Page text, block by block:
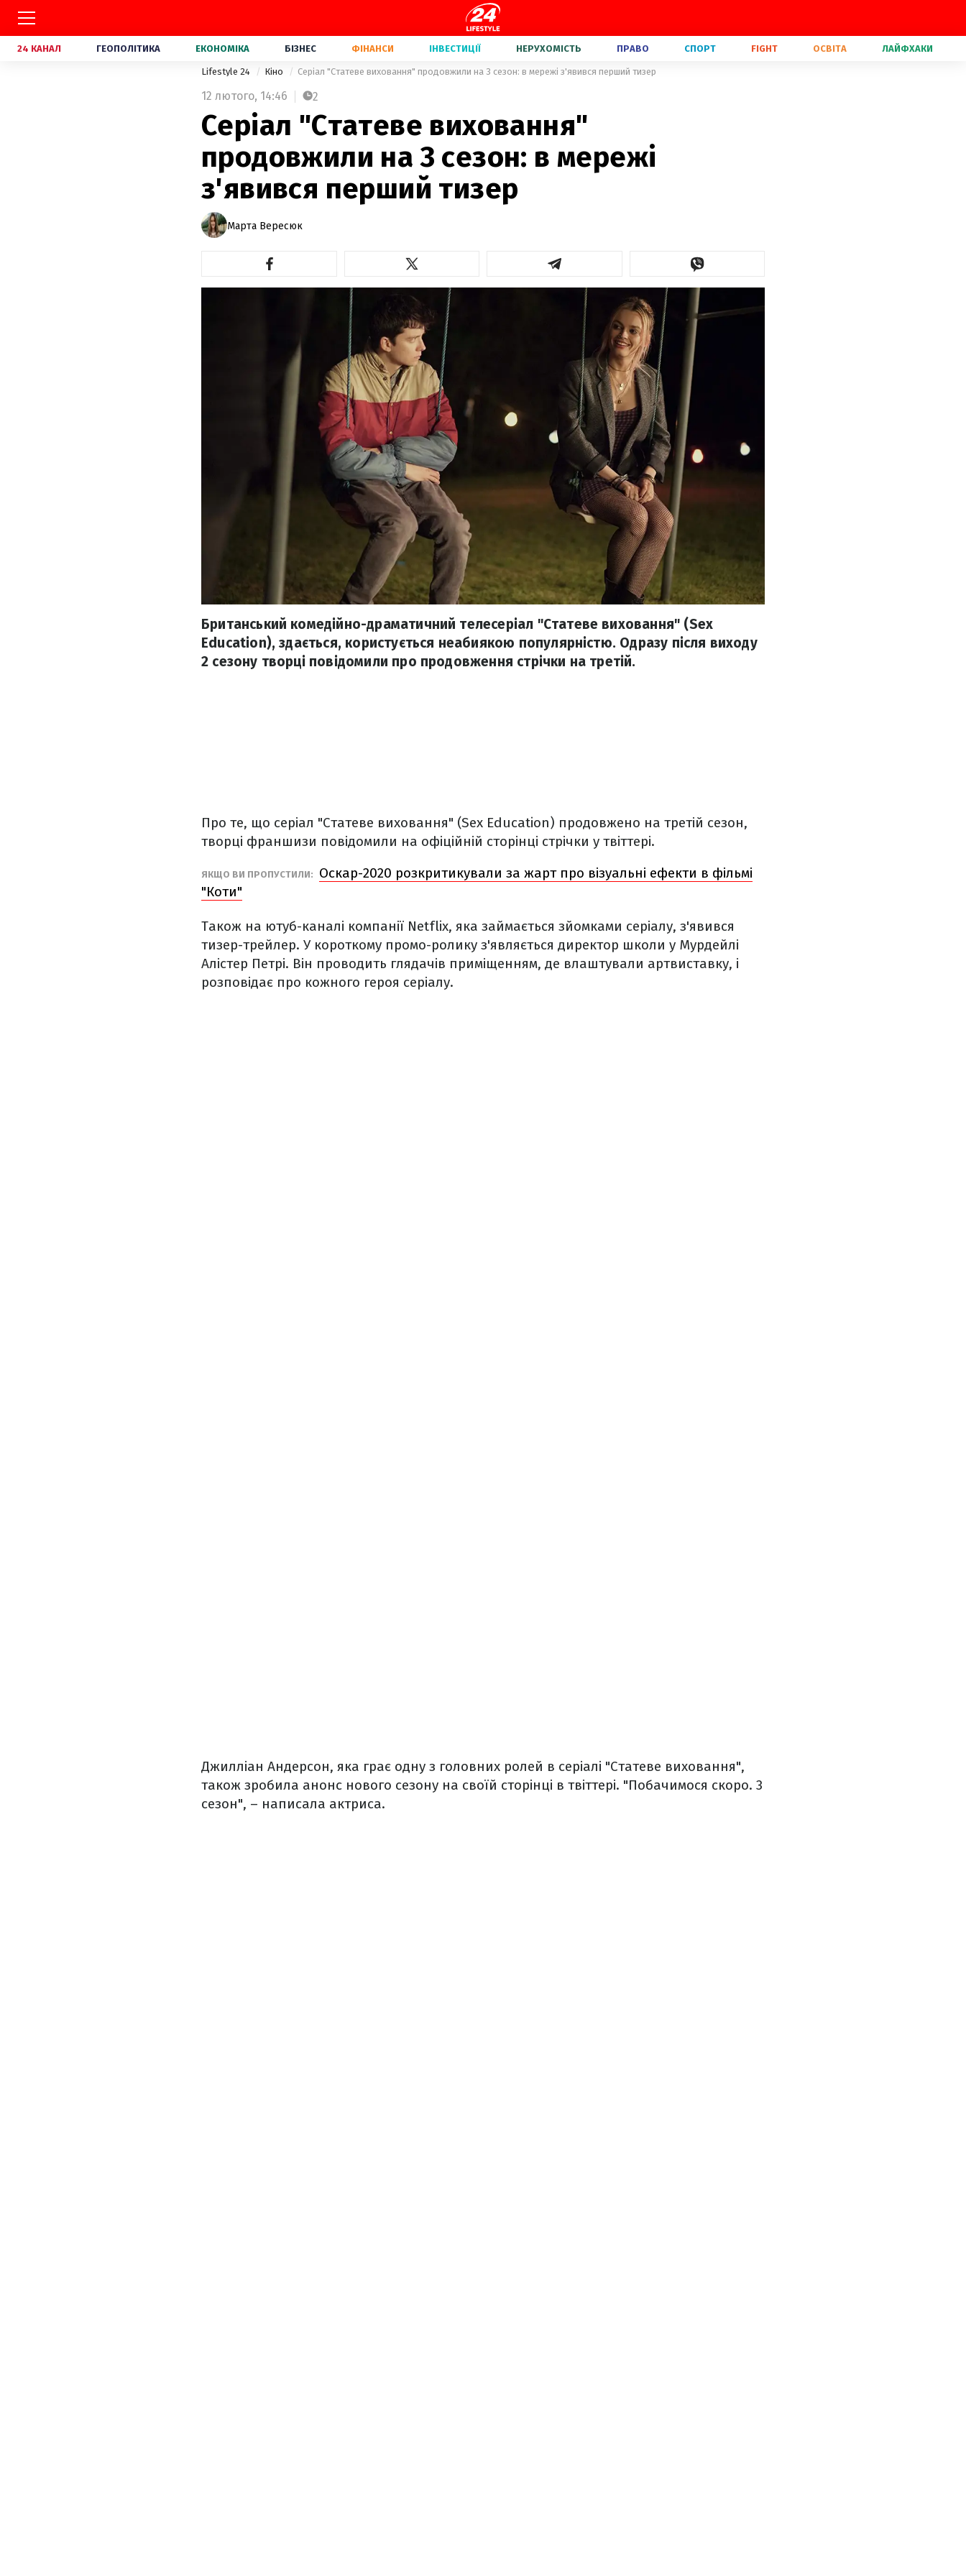
24 КАНАЛ ГЕОПОЛІТИКА ЕКОНОМІКА БІЗНЕС ФІНАНСИ ІНВЕСТИЦІЇ НЕРУХОМІСТЬ ПРАВО СПОРТ FIGHT ОСВІТА ЛАЙФХАКИ
Lifestyle 24 Кіно Серіал "Статеве виховання" продовжили на 3 сезон: в мережі з'явився перший тизер
12 лютого, 14:46 2
Серіал "Статеве виховання"
продовжили на 3 сезон: в мережі
з'явився перший тизер
Марта Вересюк
Британський комедійно-драматичний телесеріал "Статеве виховання" (Sex
Education), здається, користується неабиякою популярністю. Одразу після виходу
2 сезону творці повідомили про продовження стрічки на третій.
Про те, що серіал "Статеве виховання" (Sex Education) продовжено на третій сезон,
творці франшизи повідомили на офіційній сторінці стрічки у твіттері.
ЯКЩО ВИ ПРОПУСТИЛИ:
Оскар-2020 розкритикували за жарт про візуальні ефекти в фільмі
"Коти"
Також на ютуб-каналі компанії Netflix, яка займається зйомками серіалу, з'явився
тизер-трейлер. У короткому промо-ролику з'являється директор школи у Мурдейлі
Алістер Петрі. Він проводить глядачів приміщенням, де влаштували артвиставку, і
розповідає про кожного героя серіалу.
Джилліан Андерсон, яка грає одну з головних ролей в серіалі "Статеве виховання",
також зробила анонс нового сезону на своїй сторінці в твіттері. "Побачимося скоро. 3
сезон", – написала актриса.